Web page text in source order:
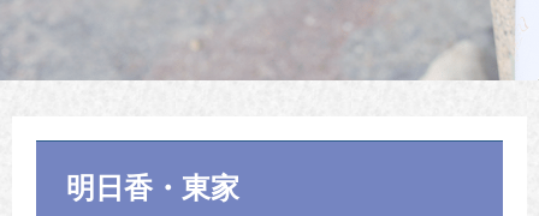
明日香・東家